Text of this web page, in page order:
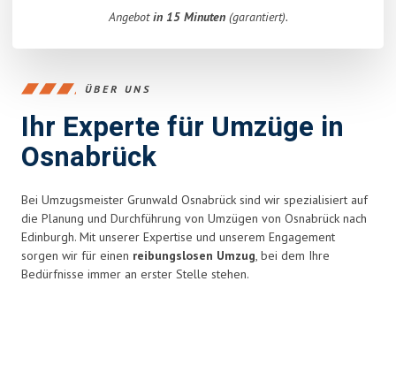
Angebotin 15 Minuten(garantiert).
ÜBER UNS
Ihr Experte für Umzüge in
Osnabrück
Bei Umzugsmeister Grunwald Osnabrück sind wir spezialisiert auf
die Planung und Durchführung von Umzügen von Osnabrück nach
Edinburgh. Mit unserer Expertise und unserem Engagement
sorgen wir für einen reibungslosen Umzug, bei dem Ihre
Bedürfnisse immer an erster Stelle stehen.